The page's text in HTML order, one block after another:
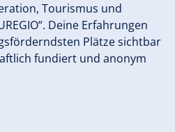
Tourismus und
Deine Erfahrungen
Plätze sichtbar
fundiert und anonym